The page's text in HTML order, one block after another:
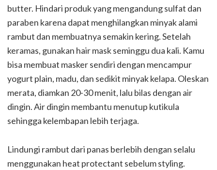
butter. Hindari produk yang mengandung sulfat dan
paraben karena dapat menghilangkan minyak alami
rambut dan membuatnya semakin kering. Setelah
keramas, gunakan hair mask seminggu dua kali. Kamu
bisa membuat masker sendiri dengan mencampur
yogurt plain, madu, dan sedikit minyak kelapa. Oleskan
merata, diamkan 20-30 menit, lalu bilas dengan air
dingin. Air dingin membantu menutup kutikula
sehingga kelembapan lebih terjaga.
Lindungi rambut dari panas berlebih dengan selalu
menggunakan heat protectant sebelum styling.